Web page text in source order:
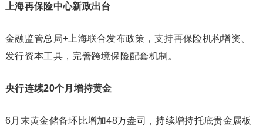
上海再保险中心新政出台
金融监管总局+上海联合发布政策，支持再保险机构增资、
发行资本工具，完善跨境保险配套机制。
央行连续20个月增持黄金
6月末黄金储备环比增加48万盎司，持续增持托底贵金属板